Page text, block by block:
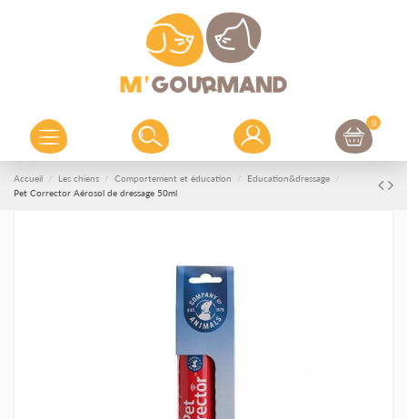
0
Accueil Les chiens Comportement et éducation
Education&dressage
Pet Corrector Aérosol de dressage 50ml